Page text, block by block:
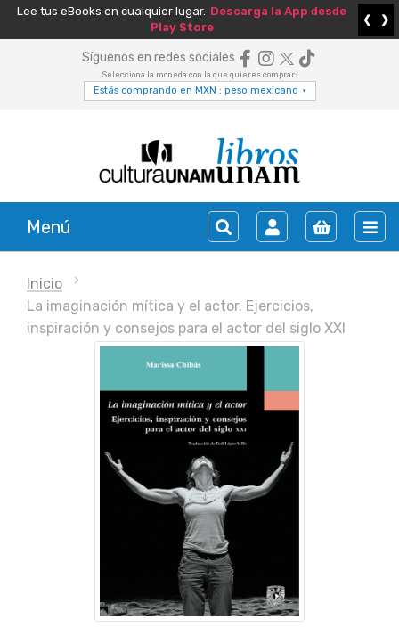
Lee tus eBooks en cualquier lugar. Descarga la App desde
Play Store
❮ ❯
Síguenos en redes sociales
Selecciona la moneda con la que quieres comprar:
Estás comprando en MXN : peso mexicano ▾
Menú
Inicio
La imaginación mítica y el actor. Ejercicios,
inspiración y consejos para el actor del siglo XXI